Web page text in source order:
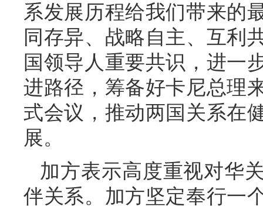
系发展历程给我们带来的
同存异、战略自主、互利
国领导人重要共识，进一
进路径，筹备好卡尼总理
式会议，推动两国关系在
展。
加方表示高度重视对华
伴关系。加方坚定奉行一